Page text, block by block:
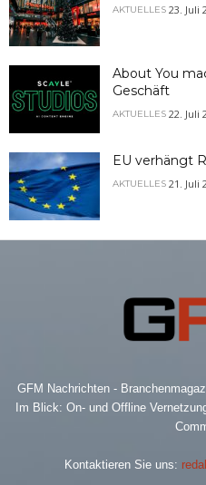
AKTUELLES 23. Juli
About You
Geschäft
AKTUELLES 22. Juli
EU verhängt
AKTUELLES 21. Juli
GFM Nachrichten -
Im Blick: On- und Offline
Kontaktieren Sie uns: